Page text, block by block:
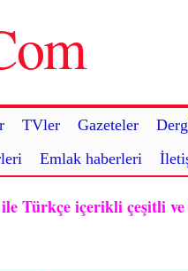
TVler Gazeteler
Emlak haberleri
Türkçe içerikli çeşitli